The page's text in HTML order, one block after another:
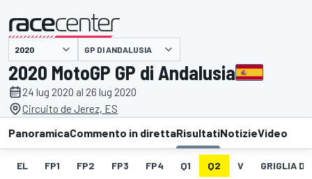
presentato da GP DI ANDALUSIA
2020 MotoGP GP di Andalusia
24 lug 2020 al 26 lug 2020
Circuito de Jerez, ES
PanoramicaCommento in direttaRisultatiNotizieVideo
EL FP1 FP2 FP3 FP4 Q1 Q2 V GRIGLIA DI